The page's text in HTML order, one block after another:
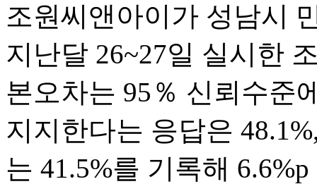
조원씨앤아이가 성남시
지난달 26~27일 실시한
본오차는 95％ 신뢰수준
지지한다는 응답은
는 41.5%를 기록해